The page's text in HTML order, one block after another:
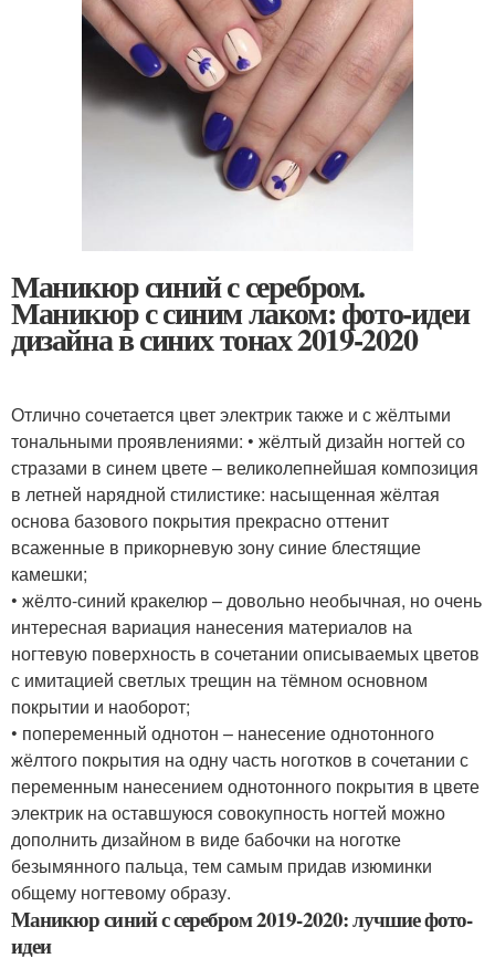
Маникюр синий с серебром.
Маникюр с синим лаком: фото-идеи
дизайна в синих тонах 2019-2020
Отлично сочетается цвет электрик также и с жёлтыми
тональными проявлениями: • жёлтый дизайн ногтей со
стразами в синем цвете – великолепнейшая композиция
в летней нарядной стилистике: насыщенная жёлтая
основа базового покрытия прекрасно оттенит
всаженные в прикорневую зону синие блестящие
камешки;
• жёлто-синий кракелюр – довольно необычная, но очень
интересная вариация нанесения материалов на
ногтевую поверхность в сочетании описываемых цветов
с имитацией светлых трещин на тёмном основном
покрытии и наоборот;
• попеременный однотон – нанесение однотонного
жёлтого покрытия на одну часть ноготков в сочетании с
переменным нанесением однотонного покрытия в цвете
электрик на оставшуюся совокупность ногтей можно
дополнить дизайном в виде бабочки на ноготке
безымянного пальца, тем самым придав изюминки
общему ногтевому образу.
Маникюр синий с серебром 2019-2020: лучшие фото-
идеи